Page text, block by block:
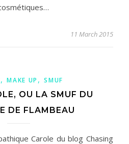
11 March 2015
,MAKE UP ,SMUF
OU LA SMUF DU
DE FLAMBEAU
Carole du blog Chasing